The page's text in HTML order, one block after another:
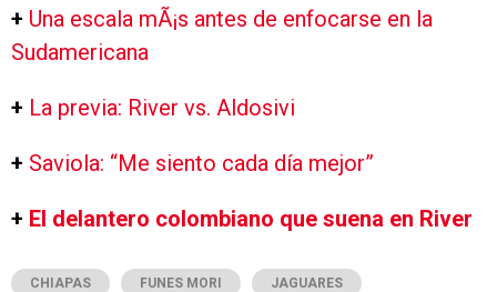
+ Una escala mÃ¡s antes de enfocarse en la
Sudamericana
+ La previa: River vs. Aldosivi
+ Saviola: “Me siento cada día mejor”
+ El delantero colombiano que suena en River
CHIAPAS FUNES MORI JAGUARES